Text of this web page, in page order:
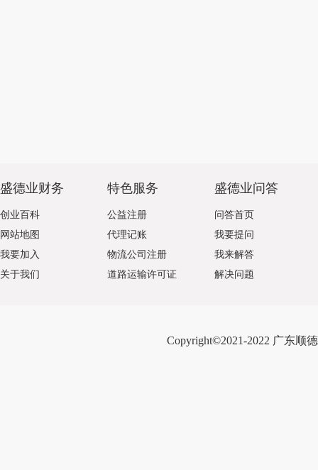
盛德业财务
创业百科
网站地图
我要加入
关于我们
特色服务
公益注册
代理记账
物流公司注册
道路运输许可证
盛德业问答
问答首页
我要提问
我来解答
解决问题
Copyright©2021-2022 广东顺